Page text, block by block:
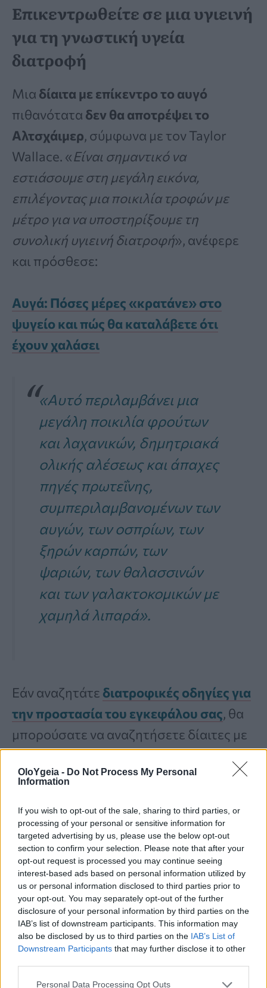
OloYgeia - Do Not Process My Personal
Information
If you wish to opt-out of the sale, sharing to third parties, or
processing of your personal or sensitive information for
targeted advertising by us, please use the below opt-out
section to confirm your selection. Please note that after your
opt-out request is processed you may continue seeing
interest-based ads based on personal information utilized by
us or personal information disclosed to third parties prior to
your opt-out. You may separately opt-out of the further
disclosure of your personal information by third parties on the
IAB’s list of downstream participants. This information may
also be disclosed by us to third parties on the IAB’s List of
Downstream Participants that may further disclose it to other
Personal Data Processing Opt Outs
Επικεντρωθείτε σε μια υγιεινή
για τη γνωστική υγεία
διατροφή
Μια δίαιτα με επίκεντρο το αυγό
πιθανότατα δεν θα αποτρέψει το
Αλτσχάιμερ, σύμφωνα με τον Taylor
Wallace. «Είναι σημαντικό να
εστιάσουμε στη μεγάλη εικόνα,
επιλέγοντας μια ποικιλία τροφών με
μέτρο για να υποστηρίξουμε τη
συνολική υγιεινή διατροφή», ανέφερε
και πρόσθεσε:
Αυγά: Πόσες μέρες «κρατάνε» στο
ψυγείο και πώς θα καταλάβετε ότι
έχουν χαλάσει
«Αυτό περιλαμβάνει μια
μεγάλη ποικιλία φρούτων
και λαχανικών, δημητριακά
ολικής αλέσεως και άπαχες
πηγές πρωτεΐνης,
συμπεριλαμβανομένων των
αυγών, των οσπρίων, των
ξηρών καρπών, των
ψαριών, των θαλασσινών
και των γαλακτοκομικών με
χαμηλά λιπαρά».
Εάν αναζητάτε διατροφικές οδηγίες για
την προστασία του εγκεφάλου σας, θα
μπορούσατε να αναζητήσετε δίαιτες με
πλήρεις τροφές, όπως η δίαιτα MIND.
Μια μελέτη του 2024 στοNeurology
MIND μπορεί να μειώσει τον κίνδυνο
γνωστικής έκπτωσης κατά 4%.
Αν και η μελέτη δεν βρήκε αυτή την
επίδραση να είναι σημαντική για τους
άνδρες, οιγυναίκες είχαν 6% λιγότερες
πιθανότητεςνα έχουνγνωστική
έκπτωσηαν ακολουθούσαν τη δίαιτα